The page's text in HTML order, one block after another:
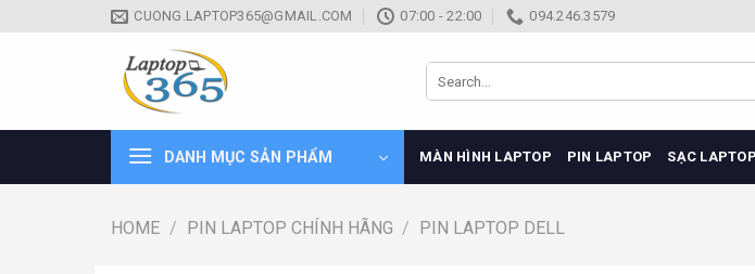
to
CUONG.LAPTOP365@GMAIL.COM 07:00 - 22:00 094.246.3579
DANH MỤC SẢN PHẨM MÀN HÌNH LAPTOP PIN LAPTOP SẠC LAPTOP
HOME / PIN LAPTOP CHÍNH HÃNG / PIN LAPTOP DELL